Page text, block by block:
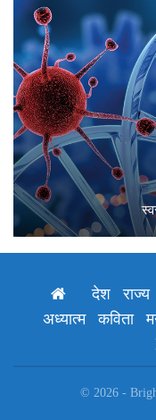
देश राज्य
अध्यात्म
कविता
© 2026 -